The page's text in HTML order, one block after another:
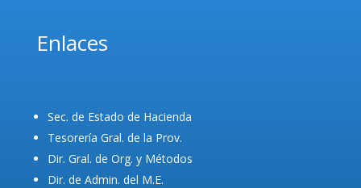
Enlaces
Sec. de Estado de Hacienda
Tesorería Gral. de la Prov.
Dir. Gral. de Org. y Métodos
Dir. de Admin. del M.E.